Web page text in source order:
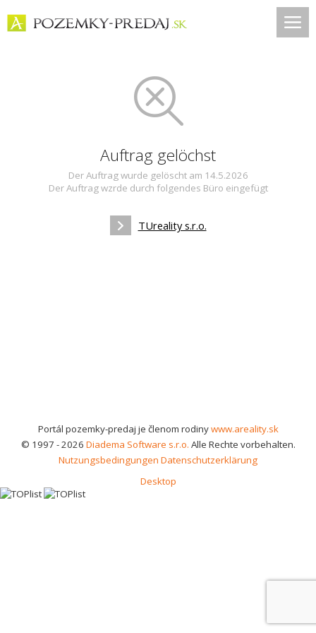
Auftrag gelöchst
Der Auftrag wurde gelöscht am 14.5.2026
Der Auftrag wzrde durch folgendes Büro eingefügt
TUreality s.r.o.
Portál pozemky-predaj je členom rodinywww.areality.sk
© 1997 - 2026 Diadema Software s.r.o. Alle Rechte vorbehalten.
Nutzungsbedingungen Datenschutzerklärung
Desktop